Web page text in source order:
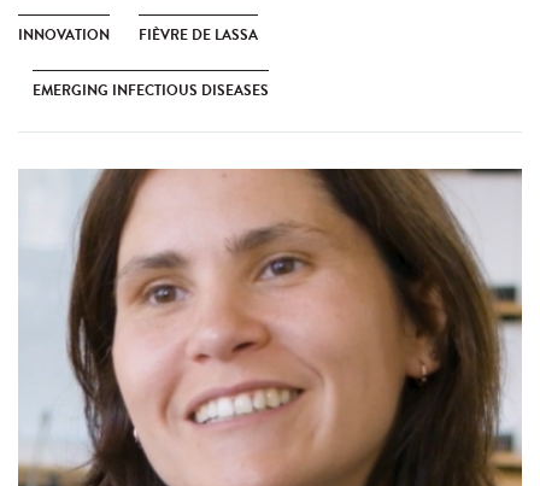
INNOVATION FIÈVRE DE LASSA
EMERGING INFECTIOUS DISEASES